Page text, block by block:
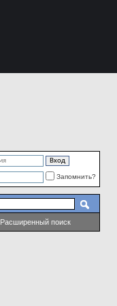
Запомнить?
Расширенный поиск